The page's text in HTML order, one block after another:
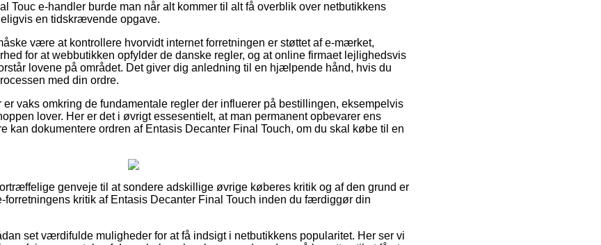
Touc e-handler burde man når alt kommer til alt få overblik over netbutikkens
en tidskrævende opgave.
være at kontrollere hvorvidt internet forretningen er støttet af e-mærket,
for at webbutikken opfylder de danske regler, og at online firmaet lejlighedsvis
lovene på området. Det giver dig anledning til en hjælpende hånd, hvis du
med din ordre.
er vaks omkring de fundamentale regler der influerer på bestillingen, eksempelvis
lover. Her er det i øvrigt essesentielt, at man permanent opbevarer ens
kan dokumentere ordren af Entasis Decanter Final Touch, om du skal købe til en
genveje til at sondere adskillige øvrige køberes kritik og af den grund er
kritik af Entasis Decanter Final Touch inden du færdiggør din
set værdifulde muligheder for at få indsigt i netbutikkens popularitet. Her ser vi